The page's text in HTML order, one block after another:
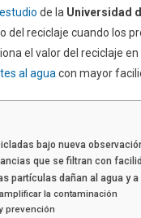
estudio de la Universidad
del reciclaje cuando los
el valor del reciclaje
al aguacon mayor
bajo nueva
que se filtran con
partículas dañan al agua y
la contaminación
prevención